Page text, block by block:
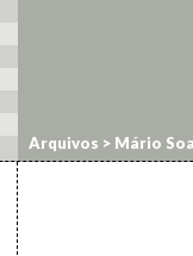
Arquivos > Mário